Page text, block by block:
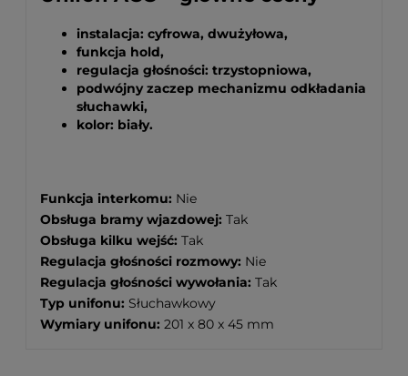
instalacja: cyfrowa, dwużyłowa,
funkcja hold,
regulacja głośności: trzystopniowa,
podwójny zaczep mechanizmu odkładania
słuchawki,
kolor: biały.
Funkcja interkomu: Nie
Obsługa bramy wjazdowej: Tak
Obsługa kilku wejść: Tak
Regulacja głośności rozmowy: Nie
Regulacja głośności wywołania: Tak
Typ unifonu: Słuchawkowy
Wymiary unifonu: 201 x 80 x 45 mm